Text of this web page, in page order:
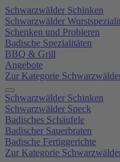
Schwarzwälder Schinken
Schwarzwälder
Schenken und Probieren
Badische Spezialitäten
BBQ & Grill
Angebote
Zur Kategorie
Schwarzwälder Schinken
Schwarzwälder Speck
Badisches Schäufele
Badischer Sauerbraten
Badische Fertiggerichte
Zur Kategorie